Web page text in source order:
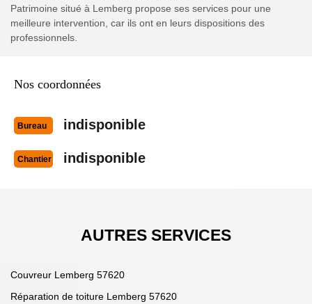
Patrimoine situé à Lemberg propose ses services pour une
meilleure intervention, car ils ont en leurs dispositions des
professionnels.
Nos coordonnées
Bureau indisponible
Chantier indisponible
AUTRES SERVICES
Couvreur Lemberg 57620
Réparation de toiture Lemberg 57620